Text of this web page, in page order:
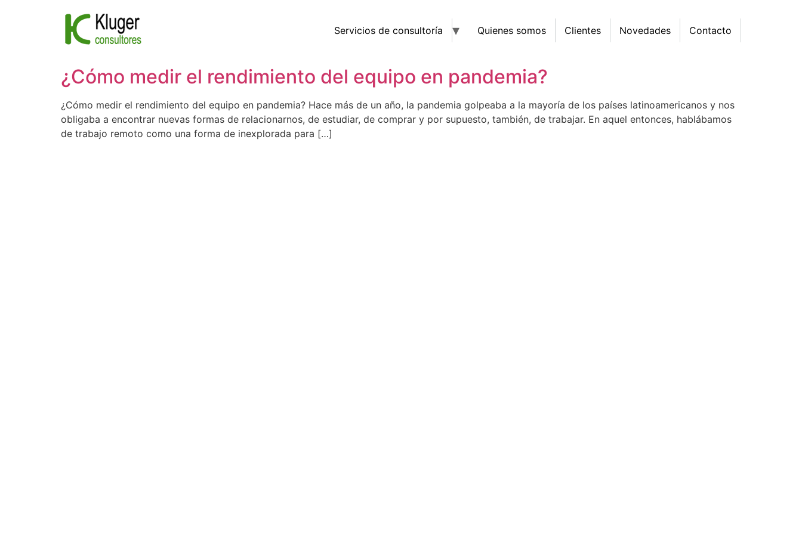
Servicios de consultoría Quienes somos Clientes Novedades Contacto
¿Cómo medir el rendimiento del equipo en pandemia?
¿Cómo medir el rendimiento del equipo en pandemia? Hace más de un año, la pandemia golpeaba a la mayoría de los países latinoamericanos y nos
obligaba a encontrar nuevas formas de relacionarnos, de estudiar, de comprar y por supuesto, también, de trabajar. En aquel entonces, hablábamos
de trabajo remoto como una forma de inexplorada para […]